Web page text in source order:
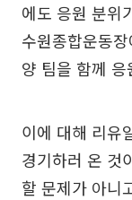
에도 응원 분위
수원종합운동
양 팀을 함께
이에 대해 리유
경기하러 온 것
할 문제가 아니